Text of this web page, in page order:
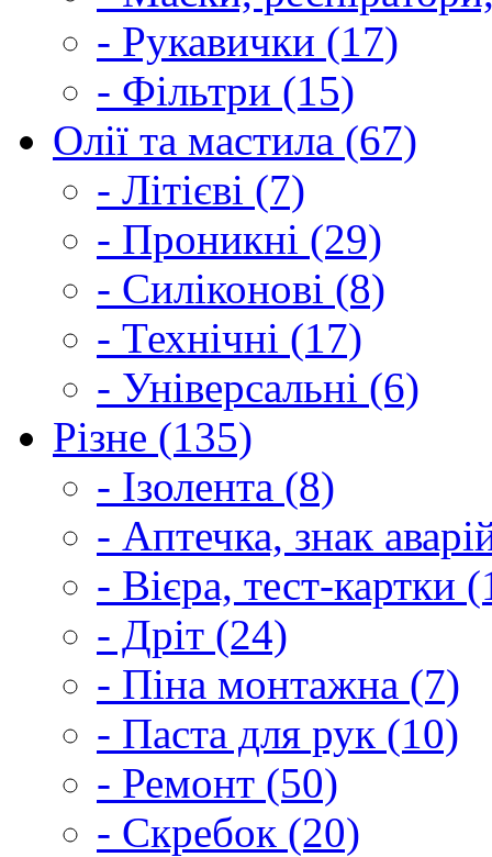
- Рукавички (17)
- Фільтри (15)
Олії та мастила (67)
- Літієві (7)
- Проникні (29)
- Силіконові (8)
- Технічні (17)
- Універсальні (6)
Різне (135)
- Ізолента (8)
- Аптечка, знак
- Вієра, тест-картки
- Дріт (24)
- Піна монтажна (7)
- Паста для рук (10)
- Ремонт (50)
- Скребок (20)